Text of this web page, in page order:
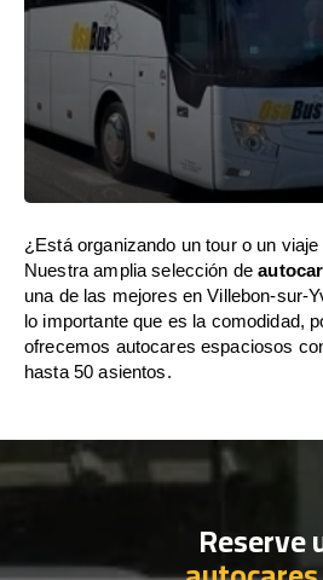
¿Está organizando un tour o un
Nuestra amplia selección de
una de las mejores en Villebon-sur-
lo importante que es la comodidad,
ofrecemos autocares espaciosos
hasta 50 asientos.
Reserve